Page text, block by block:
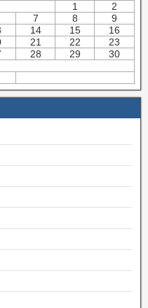
1
2
7 8
9
14 15
16
21 22
23
28 29
30